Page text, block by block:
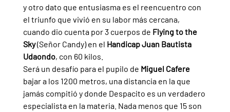
y otro dato que entusiasma es el reencuentro con
el triunfo que vivió en su labor más cercana,
cuando dio cuenta por 3 cuerpos de Flying to the
Sky (Señor Candy) en el Handicap Juan Bautista
Udaondo, con 60 kilos.
Será un desafío para el pupilo de Miguel Cafere
bajar a los 1200 metros, una distancia en la que
jamás compitió y donde Despacito es un verdadero
especialista en la materia. Nada menos que 15 son